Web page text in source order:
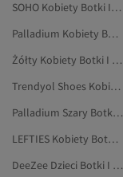
SOHO Kobiety Botki I Kozaki
Palladium Kobiety Botki I Kozaki
Żółty Kobiety Botki I Kozaki
Trendyol Shoes Kobiety Botki I Kozaki
Palladium Szary Botki I Kozaki
LEFTIES Kobiety Botki I Kozaki
DeeZee Dzieci Botki I Kozaki